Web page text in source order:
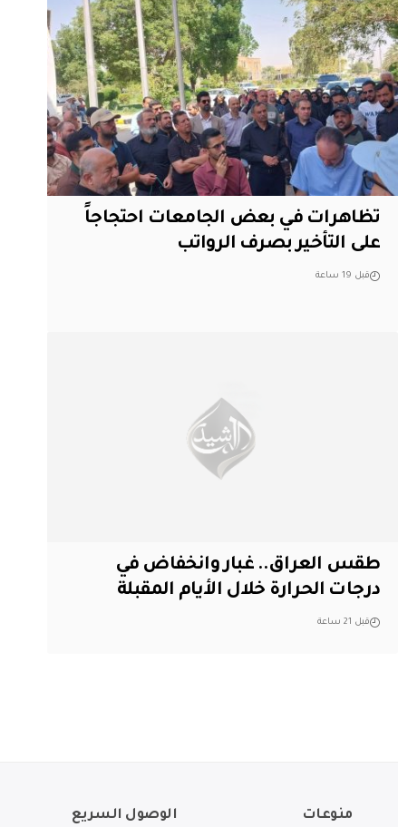
تظاهرات في بعض الجامعات احتجاجاً
على التأخير بصرف الرواتب
قبل 19 ساعة
طقس العراق.. غبار وانخفاض في
درجات الحرارة خلال الأيام المقبلة
قبل 21 ساعة
منوعات الوصول السريع